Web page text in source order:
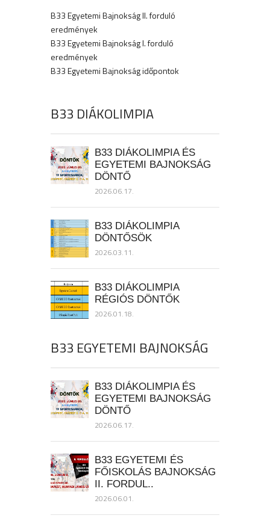
B33 Egyetemi Bajnokság II. forduló
eredmények
B33 Egyetemi Bajnokság I. forduló
eredmények
B33 Egyetemi Bajnokság időpontok
B33 DIÁKOLIMPIA
B33 DIÁKOLIMPIA ÉS
EGYETEMI BAJNOKSÁG
DÖNTŐ
2026.06.17.
B33 DIÁKOLIMPIA
DÖNTŐSÖK
2026.03.11.
B33 DIÁKOLIMPIA
RÉGIÓS DÖNTŐK
2026.01.18.
B33 EGYETEMI BAJNOKSÁG
B33 DIÁKOLIMPIA ÉS
EGYETEMI BAJNOKSÁG
DÖNTŐ
2026.06.17.
B33 EGYETEMI ÉS
FŐISKOLÁS BAJNOKSÁG
II. FORDUL..
2026.06.01.